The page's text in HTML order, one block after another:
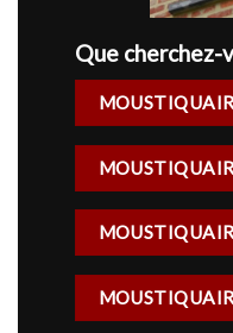
Que cherchez-